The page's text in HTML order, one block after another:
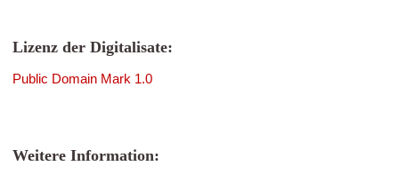
Lizenz der Digitalisate:
Public Domain Mark 1.0
Weitere Information: